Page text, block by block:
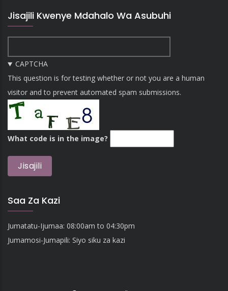
Jisajili Kwenye Mdahalo Wa Asubuhi
CAPTCHA
This question is for testing whether or not you are a human
visitor and to prevent automated spam submissions.
What code is in the image?
Saa Za Kazi
Jumatatu-Ijumaa: 08:00am to 04:30pm
Jumamosi-Jumapili: Siyo siku za kazi